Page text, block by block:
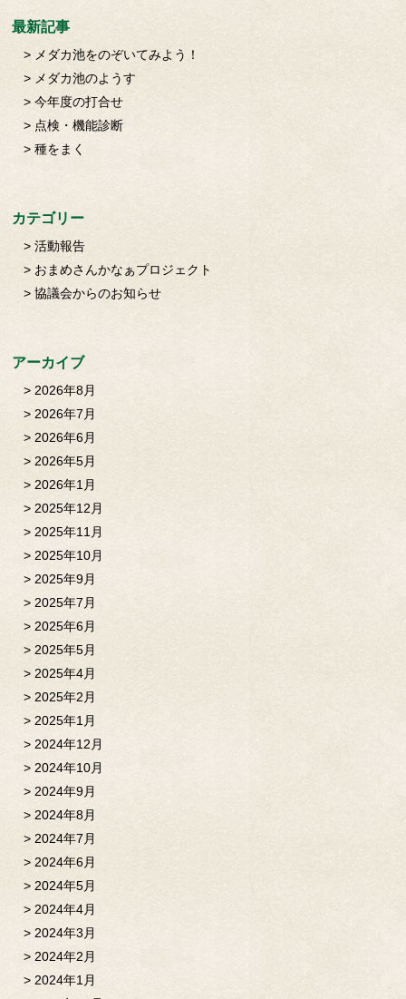
最新記事
メダカ池をのぞいてみよう！
メダカ池のようす
今年度の打合せ
点検・機能診断
種をまく
カテゴリー
活動報告
おまめさんかなぁプロジェクト
協議会からのお知らせ
アーカイブ
2026年8月
2026年7月
2026年6月
2026年5月
2026年1月
2025年12月
2025年11月
2025年10月
2025年9月
2025年7月
2025年6月
2025年5月
2025年4月
2025年2月
2025年1月
2024年12月
2024年10月
2024年9月
2024年8月
2024年7月
2024年6月
2024年5月
2024年4月
2024年3月
2024年2月
2024年1月